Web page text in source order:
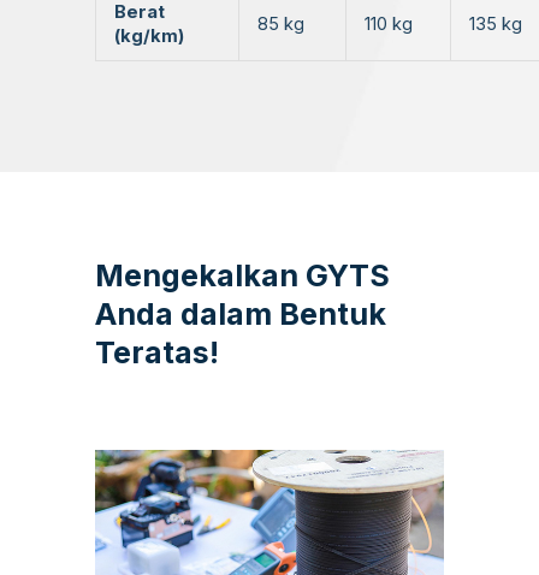
Berat
(kg/km)
85 kg 110 kg 135 kg
Mengekalkan GYTS
Anda dalam Bentuk
Teratas!